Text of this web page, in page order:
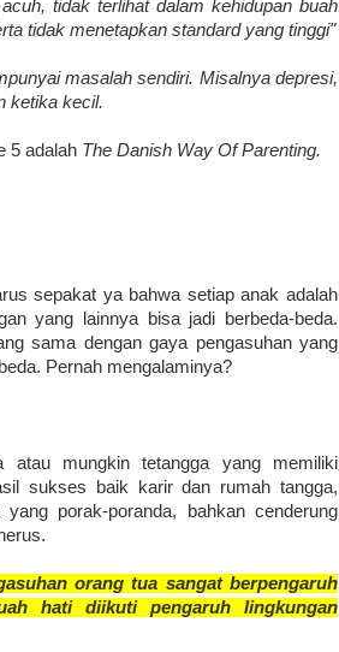
tidak terlihat dalam kehidupan buah
tidak menetapkan standard yang tinggi"
masalah sendiri. Misalnya depresi,
ketika kecil.
5 adalah The Danish Way Of Parenting.
sepakat ya bahwa setiap anak adalah
yang lainnya bisa jadi berbeda-beda.
sama dengan gaya pengasuhan yang
Pernah mengalaminya?
atau mungkin tetangga yang memiliki
sukses baik karir dan rumah tangga,
porak-poranda, bahkan cenderung
orang tua sangat berpengaruh
hati diikuti pengaruh lingkungan